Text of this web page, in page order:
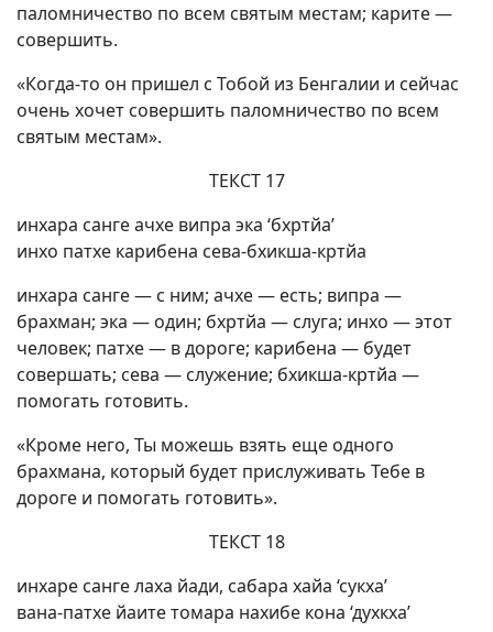
паломничество по всем святым местам; карите —
совершить.
«Когда-то он пришел с Тобой из Бенгалии и сейчас
очень хочет совершить паломничество по всем
святым местам».
ТЕКСТ 17
инхара санге ачхе випра эка ‘бхртйа’
инхо патхе карибена сева-бхикша-кртйа
инхара санге — с ним; ачхе — есть; випра —
брахман; эка — один; бхртйа — слуга; инхо — этот
человек; патхе — в дороге; карибена — будет
совершать; сева — служение; бхикша-кртйа —
помогать готовить.
«Кроме него, Ты можешь взять еще одного
брахмана, который будет прислуживать Тебе в
дороге и помогать готовить».
ТЕКСТ 18
инхаре санге лаха йади, сабара хайа ‘сукха’
вана-патхе йаите томара нахибе кона ‘духкха’